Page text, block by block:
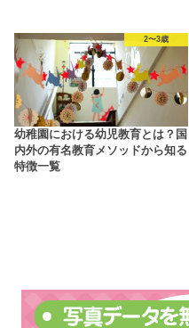
2〜3歳
幼稚園における幼児教育とは？国
内外の有名教育メソッドから知る
特徴一覧